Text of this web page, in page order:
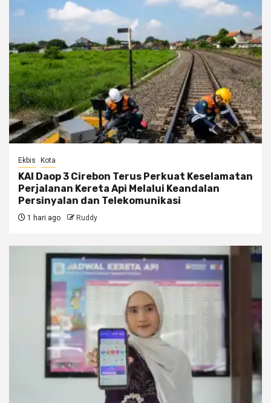
Ekbis Kota
KAI Daop 3 Cirebon Terus Perkuat Keselamatan
Perjalanan Kereta Api Melalui Keandalan
Persinyalan dan Telekomunikasi
1 hari ago Ruddy